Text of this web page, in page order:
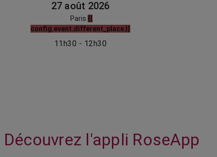
27 août 2026
Paris {{
config.event.different_place }}
11h30 - 12h30
Découvrez l'appli RoseApp